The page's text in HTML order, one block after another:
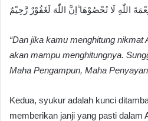
اللّٰهِ لَا تُحْصُوْهَا ۗاِنَّ اللّٰهَ لَغَفُوْرٌ رَّحِيْمٌ
“Dan jika kamu menghitung
akan mampu menghitungnya.
Maha Pengampun, Maha
Kedua, syukur adalah kunci
memberikan janji yang pasti dalam